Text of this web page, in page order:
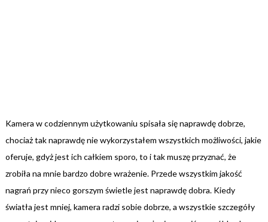
Kamera w codziennym użytkowaniu spisała się naprawdę dobrze,
chociaż tak naprawdę nie wykorzystałem wszystkich możliwości, jakie
oferuje, gdyż jest ich całkiem sporo, to i tak muszę przyznać, że
zrobiła na mnie bardzo dobre wrażenie. Przede wszystkim jakość
nagrań przy nieco gorszym świetle jest naprawdę dobra. Kiedy
światła jest mniej, kamera radzi sobie dobrze, a wszystkie szczegóły